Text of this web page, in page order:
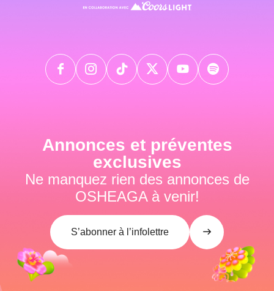
Annonces et préventes
exclusives
Ne manquez rien des annonces de
OSHEAGA à venir!
S’abonner à l’infolettre